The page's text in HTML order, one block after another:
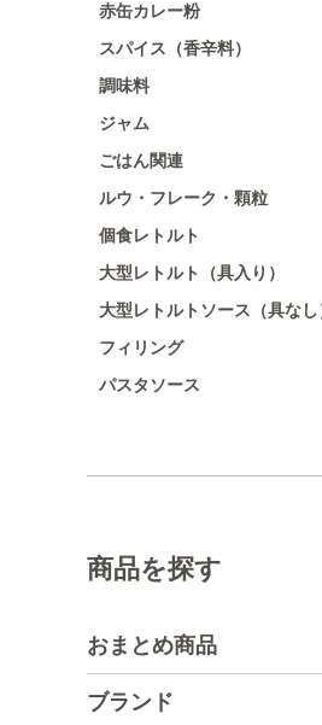
赤缶カレー粉
スパイス（香辛料）
調味料
ジャム
ごはん関連
ルウ・フレーク・顆粒
個食レトルト
大型レトルト（具入り）
大型レトルトソース（具なし
フィリング
パスタソース
商品を探す
おまとめ商品
ブランド